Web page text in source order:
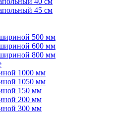
45 см
500 мм
600 мм
800 мм
1000 мм
1050 мм
150 мм
200 мм
300 мм